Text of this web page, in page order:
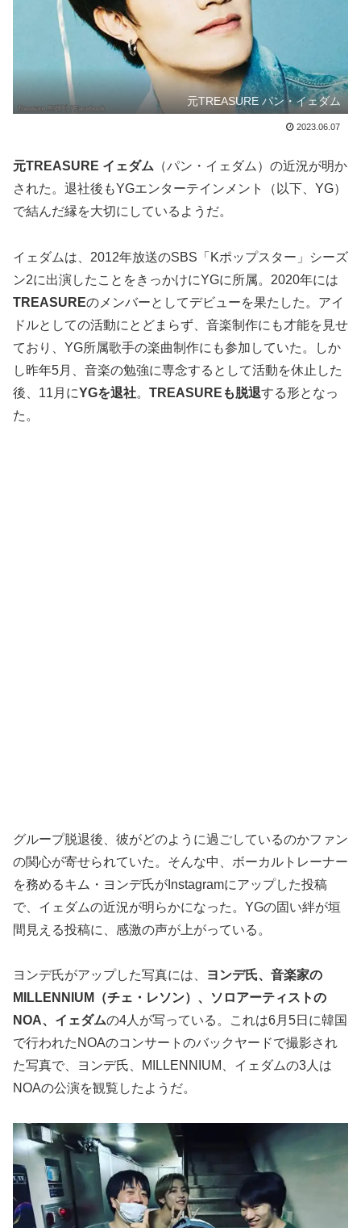
元TREASURE パン・イェダム
2023.06.07
元TREASURE イェダム （パン・イェダム）の近況が明か
された。退社後もYGエンターテインメント（以下、YG）
で結んだ縁を大切にしているようだ。
イェダムは、2012年放送のSBS「Kポップスター」シーズ
ン2に出演したことをきっかけにYGに所属。2020年には
TREASUREのメンバーとしてデビューを果たした。アイ
ドルとしての活動にとどまらず、音楽制作にも才能を見せ
ており、YG所属歌手の楽曲制作にも参加していた。しか
し昨年5月、音楽の勉強に専念するとして活動を休止した
後、11月にYGを退社。 TREASUREも脱退する形となっ
た。
グループ脱退後、彼がどのように過ごしているのかファン
の関心が寄せられていた。そんな中、ボーカルトレーナー
を務めるキム・ヨンデ氏がInstagramにアップした投稿
で、イェダムの近況が明らかになった。YGの固い絆が垣
間見える投稿に、感激の声が上がっている。
ヨンデ氏がアップした写真には、
ヨンデ氏、音楽家の
MILLENNIUM（チェ・レソン）、ソロアーティストの
NOA、イェダムの4人が写っている。これは6月5日に韓国
で行われたNOAのコンサートのバックヤードで撮影され
た写真で、ヨンデ氏、MILLENNIUM、イェダムの3人は
NOAの公演を観覧したようだ。